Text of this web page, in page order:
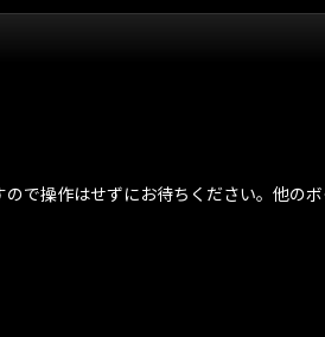
で操作はせずにお待ちください。他の